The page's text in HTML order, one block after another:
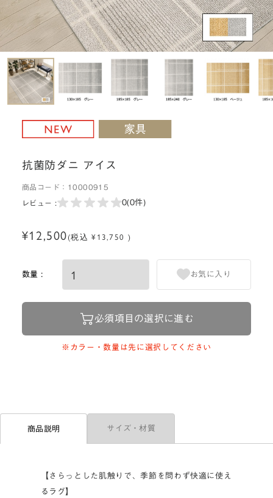
抗菌防ダニ アイス
商品コード： 10000915
レビュー : 0(0件)
¥12,500(税込 ¥13,750 )
数量 :
必須項目の選択に進む
お気に入り
※カラー・数量は先に選択してください
商品説明 サイズ・材質
【さらっとした肌触りで、季節を問わず快適に使え
るラグ】